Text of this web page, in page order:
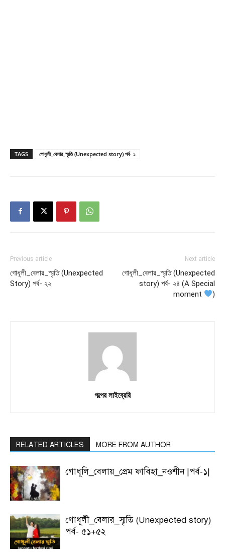
TAGS গোধূলী_বেলার_স্মৃতি (Unexpected story) পর্ব- ১
Previous article
গোধূলী_বেলার_স্মৃতি (Unexpected
Story) পর্ব- ২২
Next article
গোধূলী_বেলার_স্মৃতি (Unexpected
story) পর্ব- ২৪ (A Special
moment
)
গল্পের লাইব্রেরি
RELATED ARTICLES MORE FROM AUTHOR
গোধূলি_বেলায়_প্রেম ফাবিহা_নওশীন |পর্ব-১|
গোধূলী_বেলার_স্মৃতি (Unexpected story)
পর্ব- ৫১+৫২